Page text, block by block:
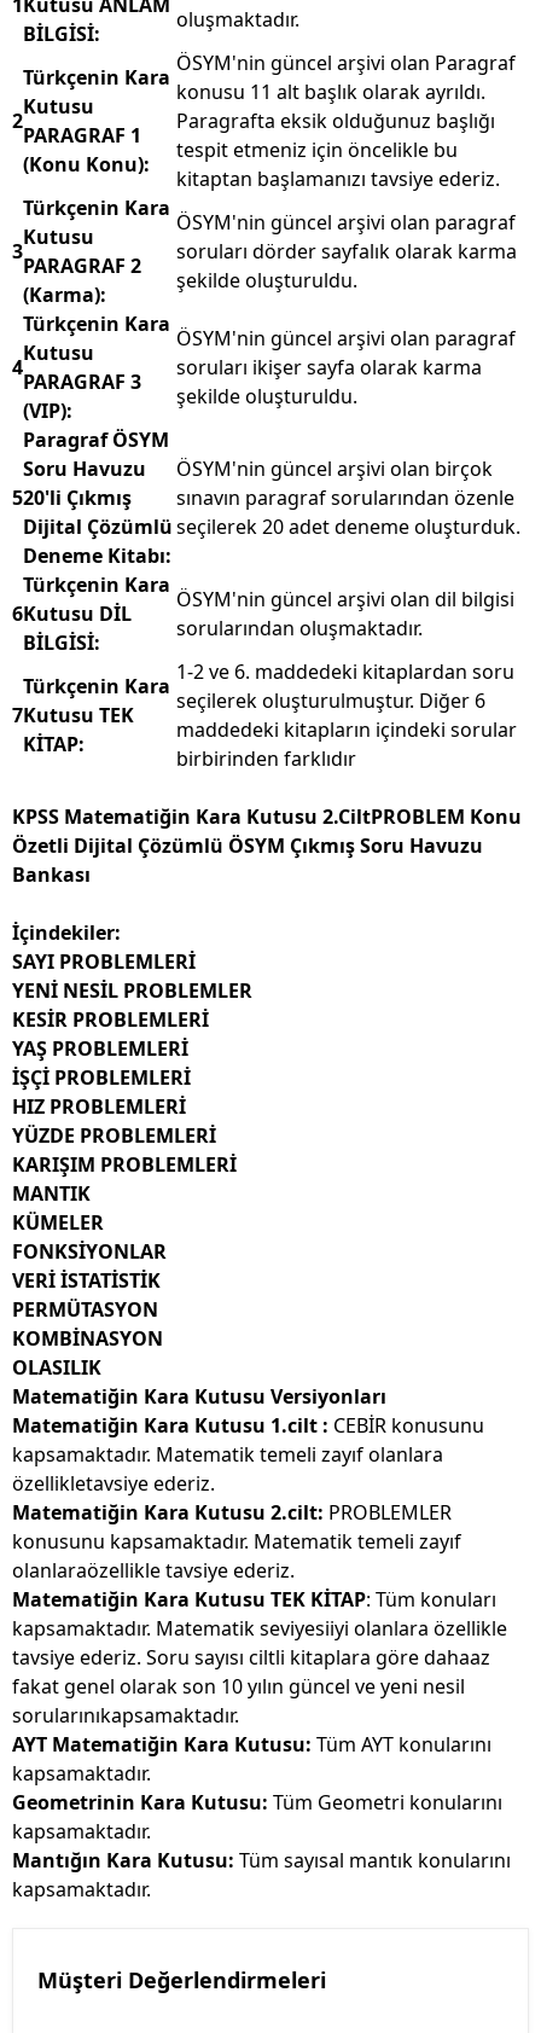
BİLGİSİ:
oluşmaktadır.
2
Türkçenin Kara
Kutusu
PARAGRAF 1
(Konu Konu):
ÖSYM'nin güncel arşivi olan Paragraf
konusu 11 alt başlık ola­rak ayrıldı.
Paragrafta eksik olduğunuz başlığı
tespit etmeniz için öncelikle bu
kitaptan başlamanızı tavsiye ederiz.
3
Türkçenin Kara
Kutusu
PARAGRAF 2
(Karma):
ÖSYM'nin güncel arşivi olan paragraf
soruları dörder sayfalık olarak karma
şekilde oluşturuldu.
4
Türkçenin Kara
Kutusu
PARAGRAF 3
(VIP):
ÖSYM'nin güncel arşivi olan paragraf
soruları ikişer sayfa ola­rak karma
şekilde oluşturuldu.
5
Paragraf ÖSYM
Soru Havuzu
20'li Çıkmış
Dijital Çözümlü
Deneme Kitabı:
ÖSYM'nin güncel arşivi olan birçok
sınavın paragraf soruların­dan özenle
seçilerek 20 adet deneme oluşturduk.
6
Türkçenin Kara
Kutusu DİL
BİLGİSİ:
ÖSYM'nin güncel arşivi olan dil bilgisi
sorularından oluşmak­tadır.
7
Türkçenin Kara
Kutusu TEK
KİTAP:
1-2 ve 6. maddedeki kitaplardan soru
seçilerek oluşturulmuş­tur. Diğer 6
maddedeki kitapların içindeki sorular
birbirinden farklıdır
KPSS Matematiğin Kara Kutusu 2.CiltPROBLEM Konu
Özetli Dijital Çözümlü ÖSYM Çıkmış Soru Havuzu
Bankası
İçindekiler:
SAYI PROBLEMLERİ
YENİ NESİL PROBLEMLER
KESİR PROBLEMLERİ
YAŞ PROBLEMLERİ
İŞÇİ PROBLEMLERİ
HIZ PROBLEMLERİ
YÜZDE PROBLEMLERİ
KARIŞIM PROBLEMLERİ
MANTIK
KÜMELER
FONKSİYONLAR
VERİ İSTATİSTİK
PERMÜTASYON
KOMBİNASYON
OLASILIK
Matematiğin Kara Kutusu Versiyonları
Matematiğin Kara Kutusu 1.cilt : CEBİR konusunu
kapsamaktadır. Matematik temeli zayıf olanlara
özellikletavsiye ederiz.
Matematiğin Kara Kutusu 2.cilt: PROBLEMLER
konusunu kapsamaktadır. Matematik temeli zayıf
olanlaraözellikle tavsiye ederiz.
Matematiğin Kara Kutusu TEK KİTAP: Tüm konuları
kapsamaktadır. Matematik seviyesiiyi olanlara özellikle
tavsiye ederiz. Soru sayısı ciltli kitaplara göre dahaaz
fakat genel olarak son 10 yılın güncel ve yeni nesil
sorularınıkapsamaktadır.
AYT Matematiğin Kara Kutusu: Tüm AYT konularını
kapsamaktadır.
Geometrinin Kara Kutusu: Tüm Geometri konularını
kapsamaktadır.
Mantığın Kara Kutusu: Tüm sayısal mantık konularını
kapsamaktadır.
Müşteri Değerlendirmeleri